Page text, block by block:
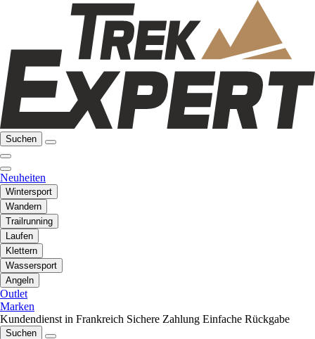
Suchen
Neuheiten
Wintersport
Wandern
Trailrunning
Laufen
Klettern
Wassersport
Angeln
Outlet
Marken
Kundendienst in Frankreich Sichere Zahlung Einfache Rückgabe
Suchen